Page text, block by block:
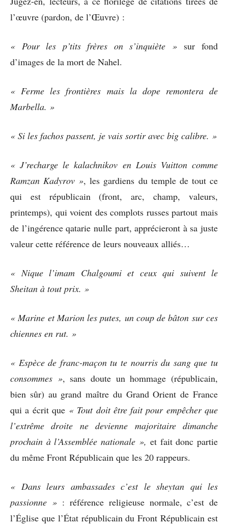
l’œuvre (pardon, de l’Œuvre) :
« Pour les p’tits frères on s’inquiète »sur fond
d’images de la mort de Nahel.
« Ferme les frontières mais la dope remontera de
Marbella. »
« Si les fachos passent, je vais sortir avec big calibre. »
« J’recharge le kalachnikov en Louis Vuitton comme
Ramzan Kadyrov », les gardiens du temple de tout ce
qui est républicain (front, arc, champ, valeurs,
printemps), qui voient des complots russes partout mais
de l’ingérence qatarie nulle part, apprécieront à sa juste
valeur cette référence de leurs nouveaux alliés…
« Nique l’imam Chalgoumi et ceux qui suivent le
Sheitan à tout prix. »
« Marine et Marion les putes, un coup de bâton sur ces
chiennes en rut. »
« Espèce de franc-maçon tu te nourris du sang que tu
consommes », sans doute un hommage (républicain,
bien sûr) au grand maître du Grand Orient de France
qui a écrit que « Tout doit être fait pour empêcher que
l’extrême droite ne devienne majoritaire dimanche
prochain à l’Assemblée nationale », et fait donc partie
du même Front Républicain que les 20 rappeurs.
« Dans leurs ambassades c’est le sheytan qui les
passionne » : référence religieuse normale, c’est de
l’Église que l’État républicain du Front Républicain est